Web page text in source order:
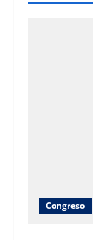
Congreso